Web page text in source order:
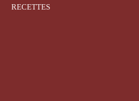
RECETTES